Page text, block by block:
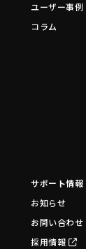
ユーザー事例
コラム
サポート情報
お知らせ
お問い合わせ
採用情報